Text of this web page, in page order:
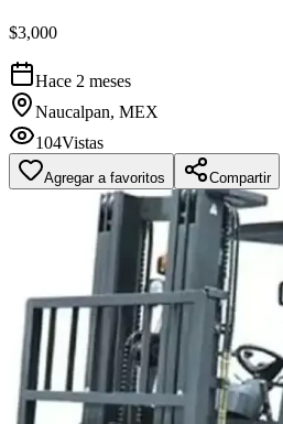
$3,000
Hace 2 meses
Naucalpan, MEX
104Vistas
Agregar a favoritos Compartir